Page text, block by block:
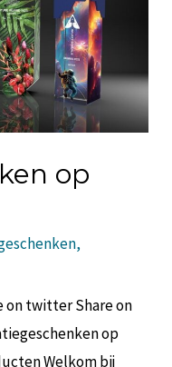
op
,
on twitter Share on
op
Welkom bij